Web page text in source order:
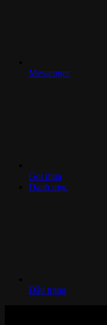
Messenger
Gọi mua
Danh mục
Đầu trang